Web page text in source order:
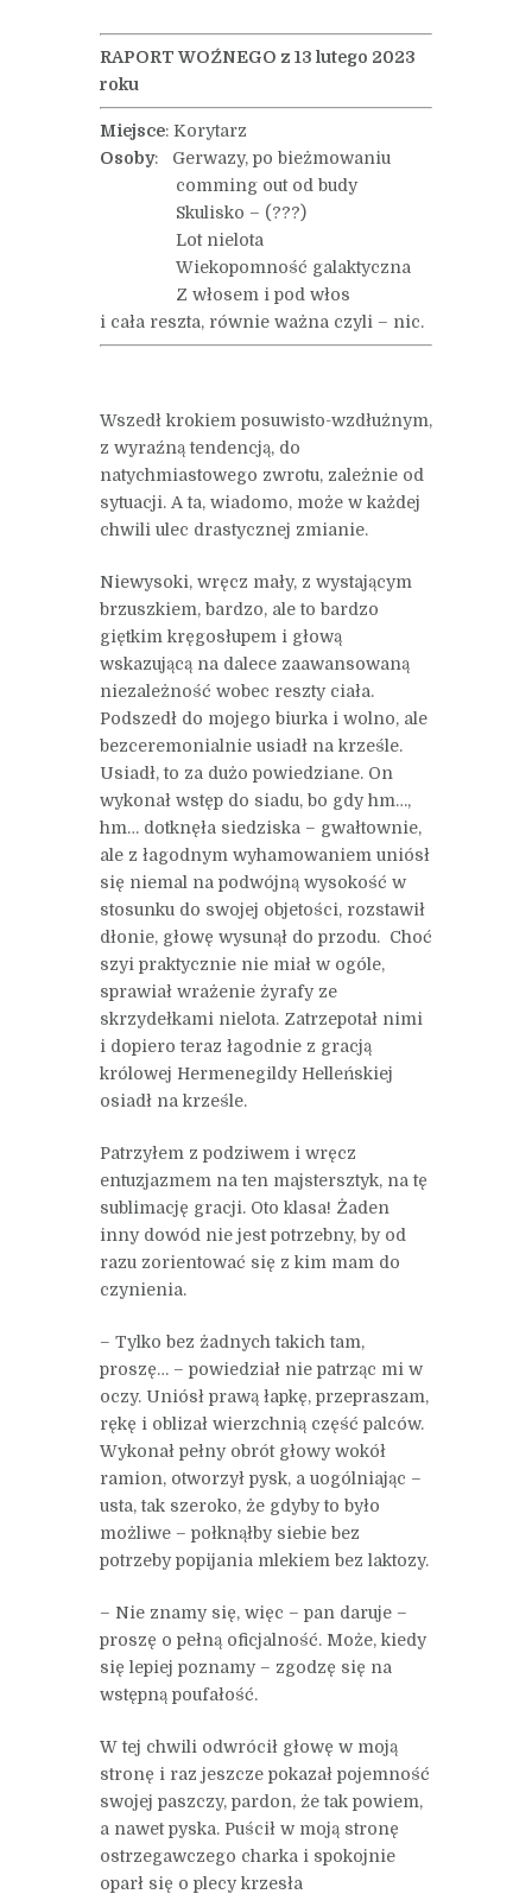
RAPORT WOŹNEGO z 13 lutego 2023
roku
Miejsce: Korytarz
Osoby: Gerwazy, po bieżmowaniu
comming out od budy
Skulisko – (???)
Lot nielota
Wiekopomność galaktyczna
Z włosem i pod włos
i cała reszta, równie ważna czyli – nic.
Wszedł krokiem posuwisto-wzdłużnym,
z wyraźną tendencją, do
natychmiastowego zwrotu, zależnie od
sytuacji. A ta, wiadomo, może w każdej
chwili ulec drastycznej zmianie.
Niewysoki, wręcz mały, z wystającym
brzuszkiem, bardzo, ale to bardzo
giętkim kręgosłupem i głową
wskazującą na dalece zaawansowaną
niezależność wobec reszty ciała.
Podszedł do mojego biurka i wolno, ale
bezceremonialnie usiadł na krześle.
Usiadł, to za dużo powiedziane. On
wykonał wstęp do siadu, bo gdy hm…,
hm… dotknęła siedziska – gwałtownie,
ale z łagodnym wyhamowaniem uniósł
się niemal na podwójną wysokość w
stosunku do swojej objetości, rozstawił
dłonie, głowę wysunął do przodu. Choć
szyi praktycznie nie miał w ogóle,
sprawiał wrażenie żyrafy ze
skrzydełkami nielota. Zatrzepotał nimi
i dopiero teraz łagodnie z gracją
królowej Hermenegildy Helleńskiej
osiadł na krześle.
Patrzyłem z podziwem i wręcz
entuzjazmem na ten majstersztyk, na tę
sublimację gracji. Oto klasa! Żaden
inny dowód nie jest potrzebny, by od
razu zorientować się z kim mam do
czynienia.
– Tylko bez żadnych takich tam,
proszę… – powiedział nie patrząc mi w
oczy. Uniósł prawą łapkę, przepraszam,
rękę i oblizał wierzchnią część palców.
Wykonał pełny obrót głowy wokół
ramion, otworzył pysk, a uogólniając –
usta, tak szeroko, że gdyby to było
możliwe – połknąłby siebie bez
potrzeby popijania mlekiem bez laktozy.
– Nie znamy się, więc – pan daruje –
proszę o pełną oficjalność. Może, kiedy
się lepiej poznamy – zgodzę się na
wstępną poufałość.
W tej chwili odwrócił głowę w moją
stronę i raz jeszcze pokazał pojemność
swojej paszczy, pardon, że tak powiem,
a nawet pyska. Puścił w moją stronę
ostrzegawczego charka i spokojnie
oparł się o plecy krzesła